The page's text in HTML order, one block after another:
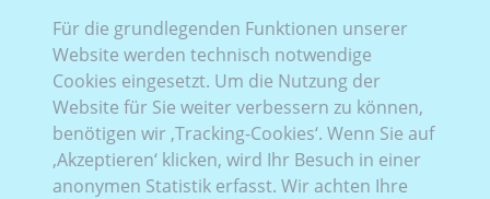
Rena_644:Baureihe 3, Facelift,RWD (Heckantrieb)
2014–2019,2,Heckflügeltüren, Verglasung Links
teilverglast, Rechtsteilverglast, Heckverblecht
Für die grundlegenden Funktionen unserer
Website werden technisch notwendige
Cookies eingesetzt. Um die Nutzung der
Website für Sie weiter verbessern zu können,
benötigen wir ‚Tracking-Cookies‘. Wenn Sie auf
‚Akzeptieren‘ klicken, wird Ihr Besuch in einer
anonymen Statistik erfasst. Wir achten Ihre